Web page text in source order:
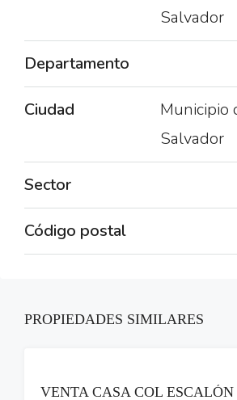
Salvador
Departamento
Ciudad
Municipio
Salvador
Sector
Código postal
PROPIEDADES SIMILARES